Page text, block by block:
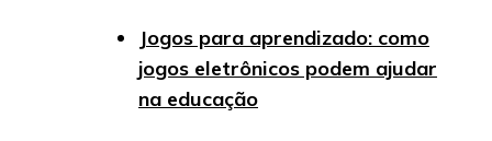
Jogos para aprendizado: como
jogos eletrônicos podem ajudar
na educação